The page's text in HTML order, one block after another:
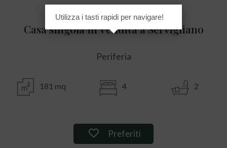
Casa singola in Vendita a Servigliano
Periferia
181 mq 4 2
Preferiti: Rif. 114931
Preferiti
Utilizza i tasti rapidi per navigare!